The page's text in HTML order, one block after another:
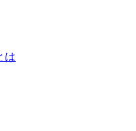
は